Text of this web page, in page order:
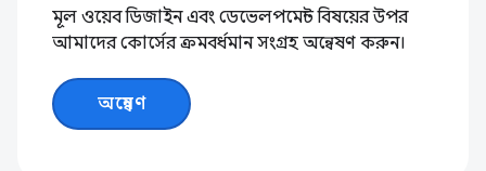
মূল ওয়েব ডিজাইন এবং ডেভেলপমেন্ট বিষয়ের উপর
আমাদের কোর্সের ক্রমবর্ধমান সংগ্রহ অন্বেষণ করুন।
অন্বেষণ